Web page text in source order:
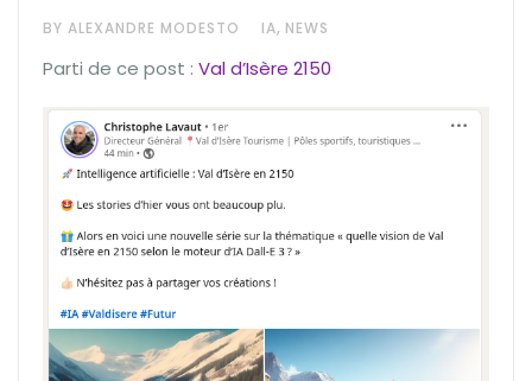
BY ALEXANDRE MODESTO IA, NEWS
Parti de ce post : Val d’Isère 2150